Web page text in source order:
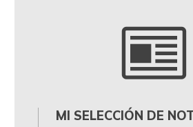
MI SELECCIÓN DE